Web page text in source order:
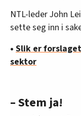
NTL-leder John
sette seg inn i
• Slik er
sektor
– Stem ja!